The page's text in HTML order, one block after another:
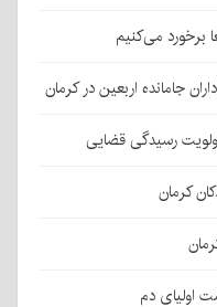
برخورد می‌کنیم
رسیدگی قضایی
کرمان
اولیای دم